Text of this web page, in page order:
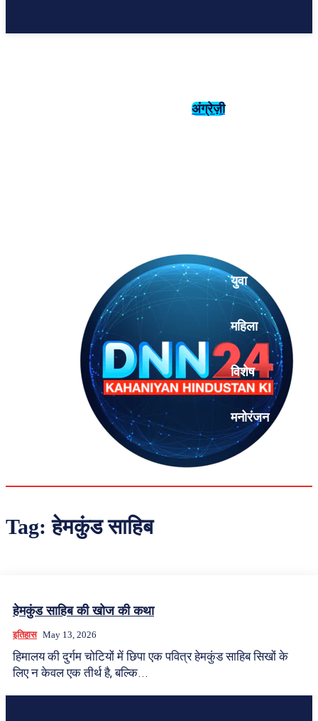
अंग्रेज़ी
युवा
महिला
विशेष
मनोरंजन
Tag:हेमकुंड साहिब
हेमकुंड साहिब की खोज की कथा
इतिहास May 13, 2026
हिमालय की दुर्गम चोटियों में छिपा एक पवित्र हेमकुंड साहिब सिखों के
लिए न केवल एक तीर्थ है, बल्कि...